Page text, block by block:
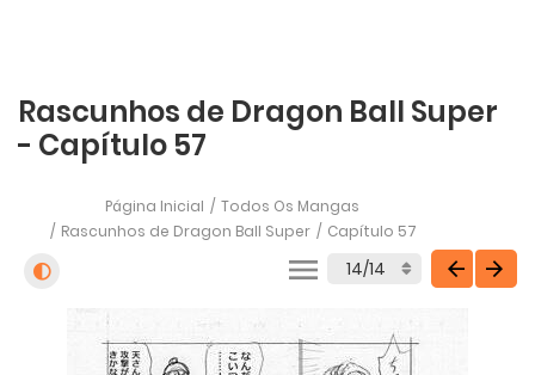
Rascunhos de Dragon Ball Super
- Capítulo 57
Página Inicial
Todos Os Mangas
Rascunhos de Dragon Ball Super
Capítulo 57